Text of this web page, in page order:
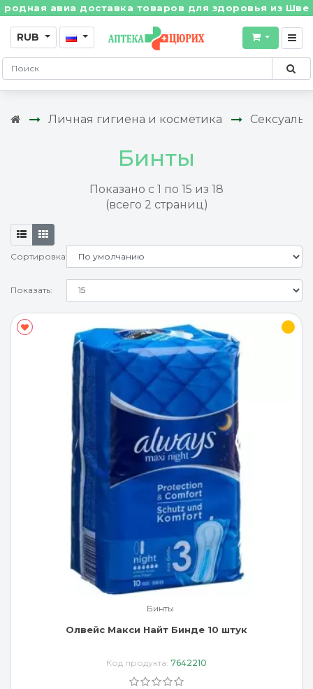
доставка товаров для здоровья из Швейцарии!
RUB
Личная гигиена и косметика
Бинты
Показано с 1 по 15 из 18
(всего 2 страниц)
Сортировка:
Показать:
Бинты
Олвейс Макси Найт Бинде 10 штук
Код продукта: 7642210